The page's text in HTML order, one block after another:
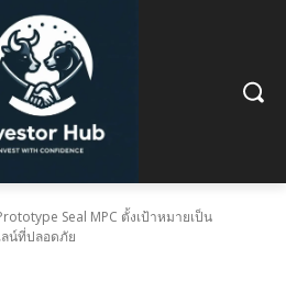
Seal MPC ตั้งเป้าหมายเป็น
น์ที่ปลอดภัย